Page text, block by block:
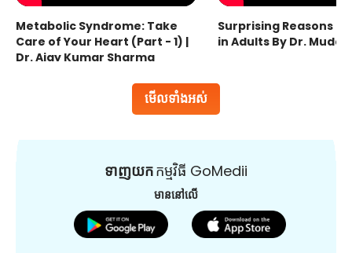
មើលទាំងអស់
Metabolic Syndrome: Take
Care of Your Heart (Part - 1) |
Dr. Ajay Kumar Sharma
Surprising Reasons
in Adults By Dr.
ទាញយកកម្មវិធី GoMedii
មាននៅលើ